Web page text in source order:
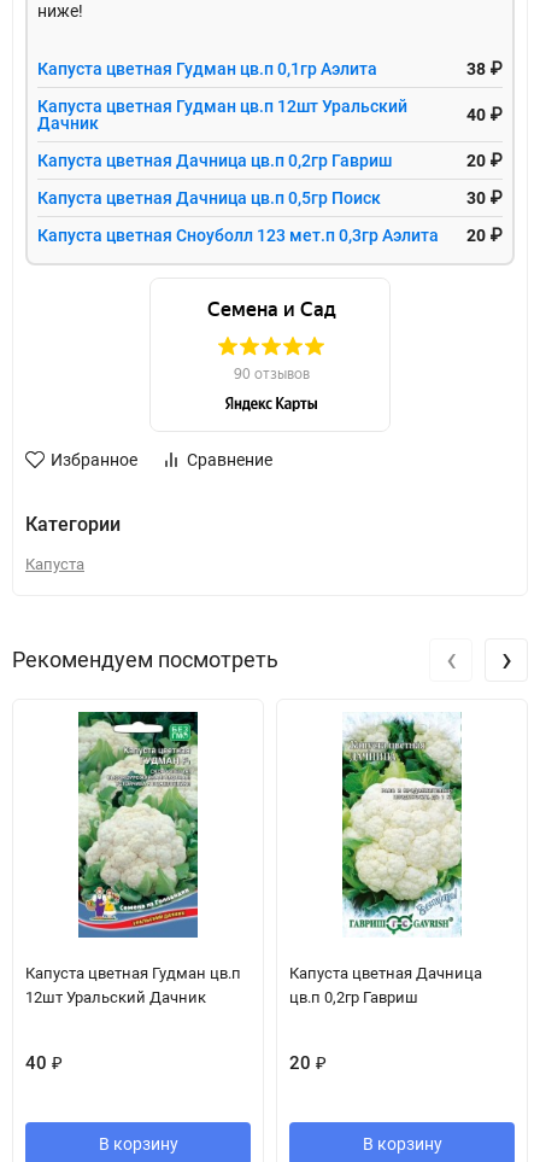
ниже!
Капуста цветная Гудман цв.п 0,1гр Аэлита
38 ₽
Капуста цветная Гудман цв.п 12шт Уральский
Дачник
40 ₽
Капуста цветная Дачница цв.п 0,2гр Гавриш
20 ₽
Капуста цветная Дачница цв.п 0,5гр Поиск
30 ₽
Капуста цветная Сноуболл 123 мет.п 0,3гр Аэлита
20 ₽
Избранное Сравнение
Категории
Капуста
Рекомендуем посмотреть
Капуста цветная Гудман цв.п
12шт Уральский Дачник
40 ₽
В корзину
Капуста цветная Дачница
цв.п 0,2гр Гавриш
20 ₽
В корзину
‹ ›